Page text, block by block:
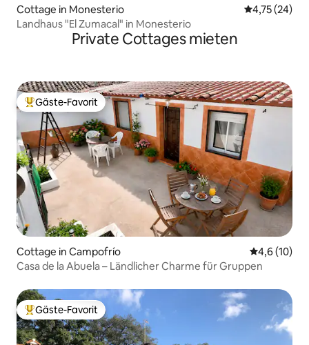
Cottage in Monesterio
4,75 (24)
Landhaus "El Zumacal" in Monesterio
Private Cottages mieten
Beliebter Gäste-Favorit.
Gäste-Favorit
Cottage in Campofrío
4,6 (10)
Casa de la Abuela – Ländlicher Charme für Gruppen
Beliebter Gäste-Favorit.
Gäste-Favorit